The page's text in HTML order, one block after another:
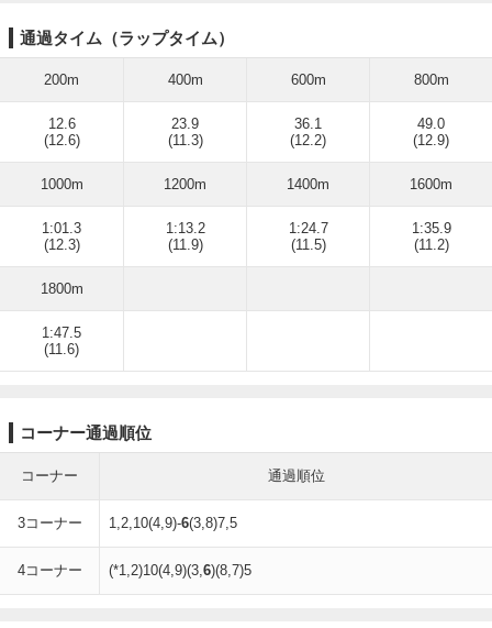
通過タイム（ラップタイム）
200m 400m 600m 800m
12.6
(12.6)
23.9
(11.3)
36.1
(12.2)
49.0
(12.9)
1000m 1200m 1400m 1600m
1:01.3
(12.3)
1:13.2
(11.9)
1:24.7
(11.5)
1:35.9
(11.2)
1800m
1:47.5
(11.6)
コーナー通過順位
コーナー 通過順位
3コーナー 1,2,10(4,9)-6(3,8)7,5
4コーナー (*1,2)10(4,9)(3,6)(8,7)5